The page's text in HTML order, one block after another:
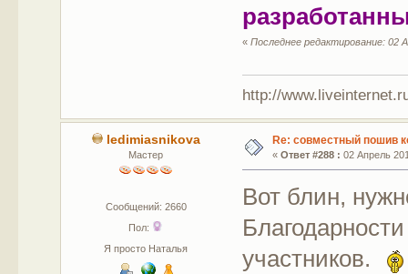
«Последнее редактирование: 02
http://
ledimiasnikova
Мастер
Сообщений: 2660
Пол:
Я просто Наталья
Re: совместный пошив
« Ответ #288 : 02 Апрель
Вот блин,
участников.